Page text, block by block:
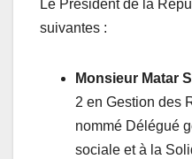
Le Président de la
suivantes :
Monsieur Matar
2 en Gestion des
nommé Délégué
sociale et à la